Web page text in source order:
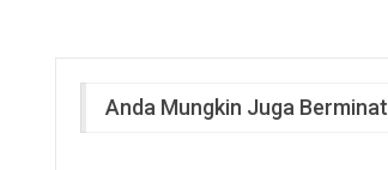
Anda Mungkin Juga Berminat